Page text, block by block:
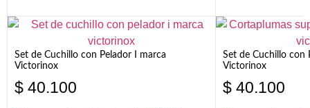
Set de Cuchillo con Pelador I marca
Victorinox
$ 40.100
Set de Cuchillo con
Victorinox
$ 40.100